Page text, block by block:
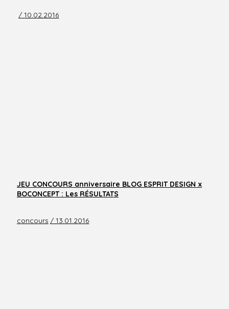
/ 10.02.2016
JEU CONCOURS anniversaire BLOG ESPRIT DESIGN x
BOCONCEPT : Les RÉSULTATS
concours / 13.01.2016